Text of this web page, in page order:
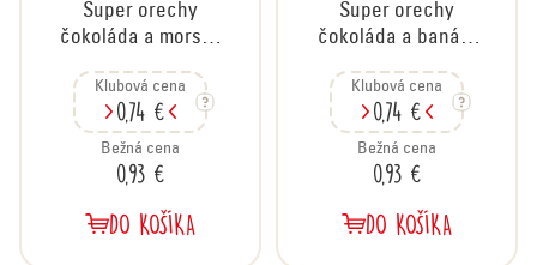
Super orechy
čokoláda a morská
Klubová cena
0,74 €
Bežná cena
0,93 €
DO KOŠÍKA
Super orechy
čokoláda a banán,
Klubová cena
0,74 €
Bežná cena
0,93 €
DO KOŠÍKA